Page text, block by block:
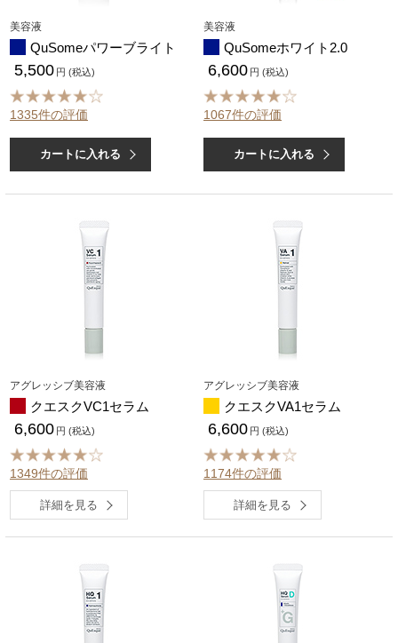
美容液
QuSomeパワーブライト
5,500 円 (税込)
1335件の評価
カートに入れる
美容液
QuSomeホワイト2.0
6,600 円 (税込)
1067件の評価
カートに入れる
アグレッシブ美容液
クエスクVC1セラム
6,600 円 (税込)
1349件の評価
詳細を見る
アグレッシブ美容液
クエスクVA1セラム
6,600 円 (税込)
1174件の評価
詳細を見る